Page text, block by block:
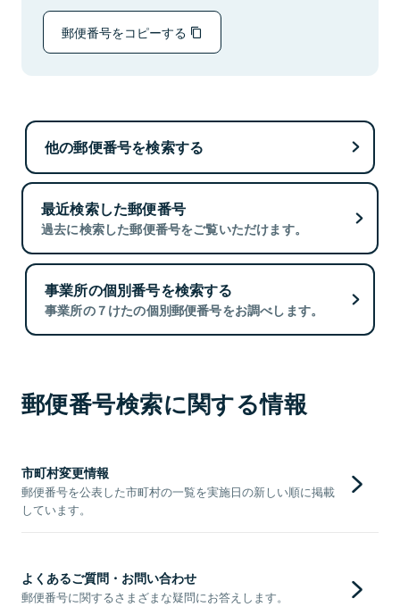
郵便番号をコピーする
他の郵便番号を検索する
最近検索した郵便番号
過去に検索した郵便番号をご覧いただけます。
事業所の個別番号を検索する
事業所の７けたの個別郵便番号をお調べします。
郵便番号検索に関する情報
市町村変更情報
郵便番号を公表した市町村の一覧を実施日の新しい順に掲載
しています。
よくあるご質問・お問い合わせ
郵便番号に関するさまざまな疑問にお答えします。